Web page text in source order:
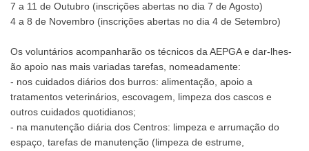
7 a 11 de Outubro (inscrições abertas no dia 7 de Agosto)
4 a 8 de Novembro (inscrições abertas no dia 4 de Setembro)
Os voluntários acompanharão os técnicos da AEPGA e dar-lhes-
ão apoio nas mais variadas tarefas, nomeadamente:
- nos cuidados diários dos burros: alimentação, apoio a
tratamentos veterinários, escovagem, limpeza dos cascos e
outros cuidados quotidianos;
- na manutenção diária dos Centros: limpeza e arrumação do
espaço, tarefas de manutenção (limpeza de estrume,